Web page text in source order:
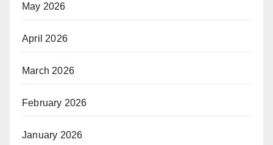
May 2026
April 2026
March 2026
February 2026
January 2026